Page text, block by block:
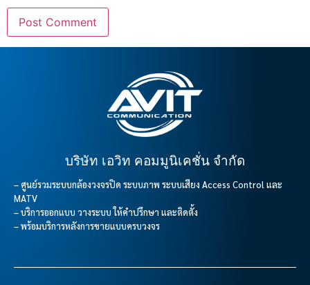
บริษัท เอวิท คอมมูนิเคชั่น จำกัด
– ศูนย์รวมระบบกล้องวงจรปิด ระบบภาพ ระบบเสียง Access Control และ
MATV
– บริการออกแบบ วางระบบ ให้คำปรึกษา และติดตั้ง
– พร้อมบริการหลังการขายแบบครบวงจร